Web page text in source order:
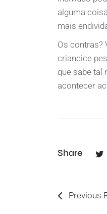
alguma
mais
Os contras?
criancice
que sabe tal
acontecer
Share
Previous